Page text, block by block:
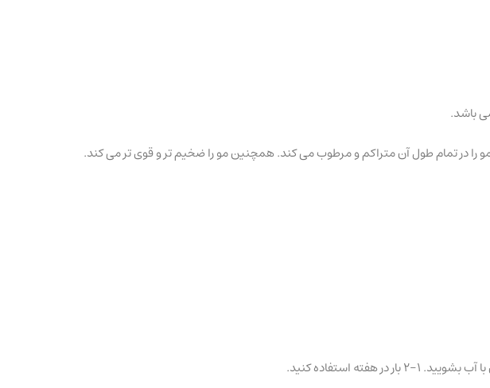
باشد.
را در تمام طول آن متراکم و مرطوب می کند. همچنین مو را ضخیم تر و قوی تر می کند.